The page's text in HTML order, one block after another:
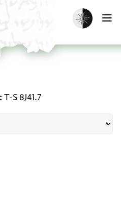
Enable dark
T-S 8J41.7